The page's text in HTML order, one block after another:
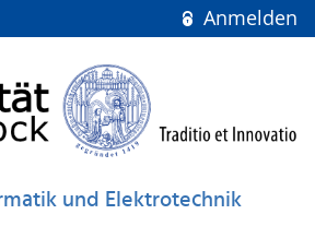
Anmelden
und Elektrotechnik